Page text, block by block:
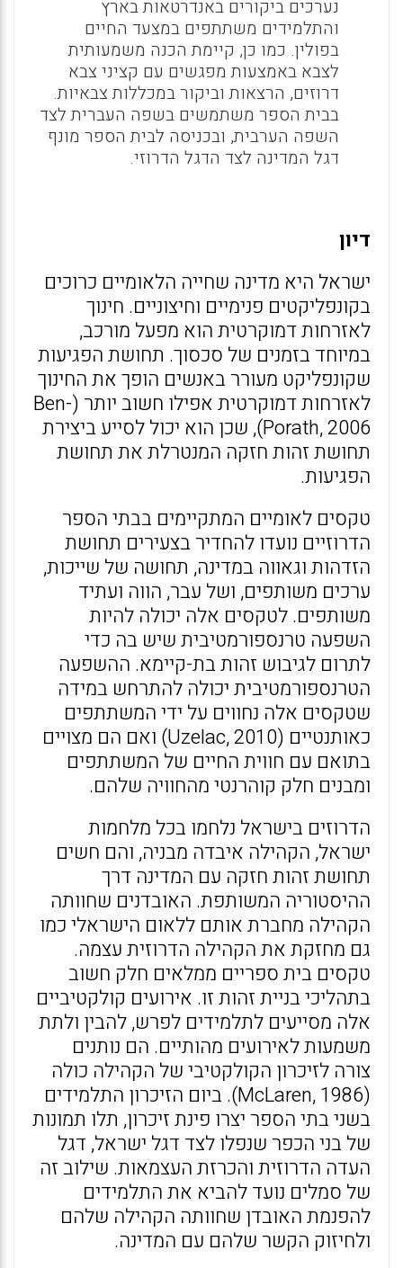
נערכים ביקורים באנדרטאות בארץ
והתלמידים משתתפים במצעד החיים
בפולין. כמו כן, קיימת הכנה משמעותית
לצבא באמצעות מפגשים עם קציני צבא
דרוזים, הרצאות וביקור במכללות צבאיות.
בבית הספר משתמשים בשפה העברית לצד
השפה הערבית, ובכניסה לבית הספר מונף
דגל המדינה לצד הדגל הדרוזי.
דיון
ישראל היא מדינה שחייה הלאומיים כרוכים
בקונפליקטים פנימיים וחיצוניים. חינוך
לאזרחות דמוקרטית הוא מפעל מורכב,
במיוחד בזמנים של סכסוך. תחושת הפגיעות
שקונפליקט מעורר באנשים הופך את החינוך
לאזרחות דמוקרטית אפילו חשוב יותר (Ben-
Porath, 2006), שכן הוא יכול לסייע ביצירת
תחושת זהות חזקה המנטרלת את תחושת
הפגיעות.
טקסים לאומיים המתקיימים בבתי הספר
הדרוזיים נועדו להחדיר בצעירים תחושת
הזדהות וגאווה במדינה, תחושה של שייכות,
ערכים משותפים, ושל עבר, הווה ועתיד
משותפים. לטקסים אלה יכולה להיות
השפעה טרנספורמטיבית שיש בה כדי
לתרום לגיבוש זהות בת-קיימא. ההשפעה
הטרנספורמטיבית יכולה להתרחש במידה
שטקסים אלה נחווים על ידי המשתתפים
כאותנטיים (Uzelac, 2010) ואם הם מצויים
בתואם עם חווית החיים של המשתתפים
ומבנים חלק קוהרנטי מהחוויה שלהם.
הדרוזים בישראל נלחמו בכל מלחמות
ישראל, הקהילה איבדה מבניה, והם חשים
תחושת זהות חזקה עם המדינה דרך
ההיסטוריה המשותפת. האובדנים שחוותה
הקהילה מחברת אותם ללאום הישראלי כמו
גם מחזקת את הקהילה הדרוזית עצמה.
טקסים בית ספריים ממלאים חלק חשוב
בתהליכי בניית זהות זו. אירועים קולקטיביים
אלה מסייעים לתלמידים לפרש, להבין ולתת
משמעות לאירועים מהותיים. הם נותנים
צורה לזיכרון הקולקטיבי של הקהילה כולה
(McLaren, 1986). ביום הזיכרון התלמידים
בשני בתי הספר יצרו פינת זיכרון, תלו תמונות
של בני הכפר שנפלו לצד דגל ישראל, דגל
העדה הדרוזית והכרזת העצמאות. שילוב זה
של סמלים נועד להביא את התלמידים
להפנמת האובדן שחוותה הקהילה שלהם
ולחיזוק הקשר שלהם עם המדינה.